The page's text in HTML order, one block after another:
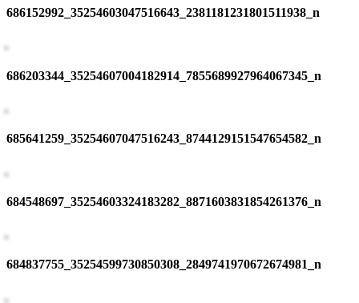
686152992_35254603047516643_2381181231801511938_n
686203344_35254607004182914_7855689927964067345_n
685641259_35254607047516243_8744129151547654582_n
684548697_35254603324183282_8871603831854261376_n
684837755_35254599730850308_2849741970672674981_n